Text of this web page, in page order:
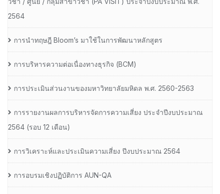
2564
การนำทฤษฎี Bloom’s มาใช้ในการพัฒนาหลักสูตร
การบริหารความต่อเนื่องทางธุรกิจ (BCM)
การประเมินส่วนงานของมหาวิทยาลัยมหิดล พ.ศ. 2560-2563
การรายงานผลการบริหารจัดการความเสี่ยง ประจำปีงบประมาณ
2564 (รอบ 12 เดือน)
การวิเคราะห์และประเมินความเสี่ยง ปีงบประมาณ 2564
การอบรมเชิงปฏิบัติการ AUN-QA